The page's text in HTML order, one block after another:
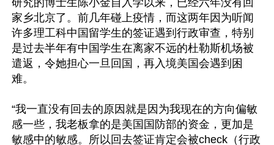
研究的博士生陈小金自入学以来，已经六年没有回
家乡北京了。前几年碰上疫情，而这两年因为听闻
许多理工科中国留学生的签证遇到行政审查，特别
是过去半年有中国学生在离家不远的杜勒斯机场被
遣返，令她担心一旦回国，再入境美国会遇到困
难。
“我一直没有回去的原因就是因为我现在的方向偏敏
感一些，我老板拿的是美国国防部的资金，更加是
敏感中的敏感。所以回去签证肯定会被check（行政